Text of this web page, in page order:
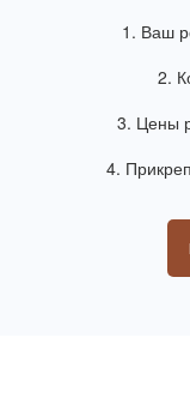
1. Ваш
2.
3. Цены
4.